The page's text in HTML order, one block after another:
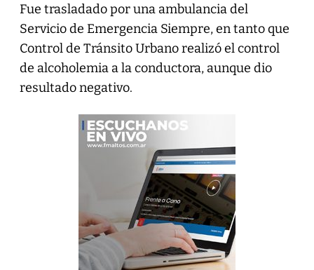
Fue trasladado por una ambulancia del
Servicio de Emergencia Siempre, en tanto que
Control de Tránsito Urbano realizó el control
de alcoholemia a la conductora, aunque dio
resultado negativo.